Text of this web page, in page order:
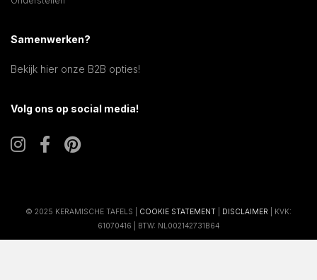
Samenwerken?
Bekijk hier onze B2B opties!
Volg ons op social media!
© 2025 KERAMISCHE TAFELS | COOKIE STATEMENT DISCLAIMER | KVK:
61070416 | BTW: NL002142731B64